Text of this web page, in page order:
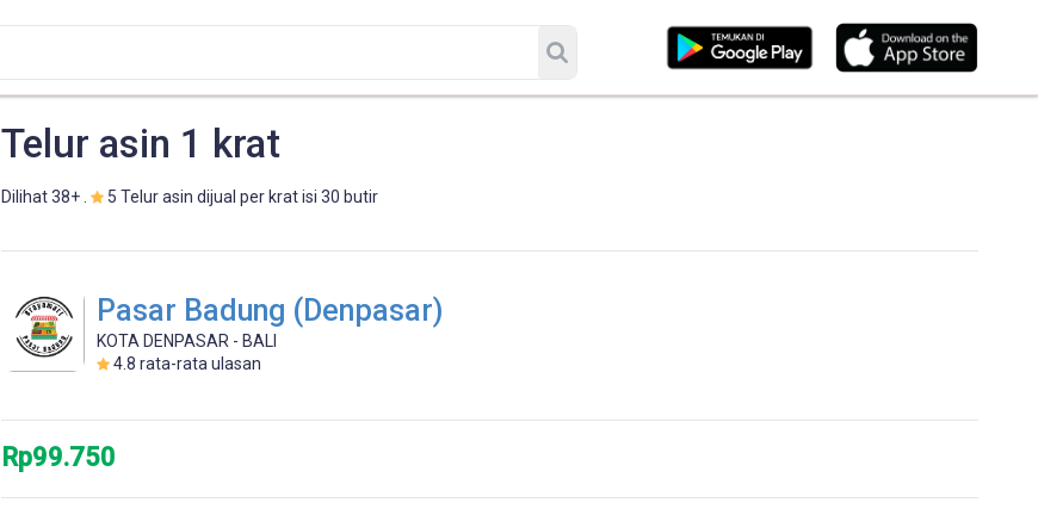
Telur asin 1 krat
Dilihat 38+ . 5 Telur asin dijual per krat isi 30 butir
Pasar Badung (Denpasar)
KOTA DENPASAR - BALI
4.8 rata-rata ulasan
Rp99.750